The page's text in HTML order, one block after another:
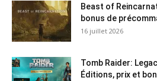
Beast of
bonus de
16 juillet 2026
Tomb Raider:
Éditions, prix et